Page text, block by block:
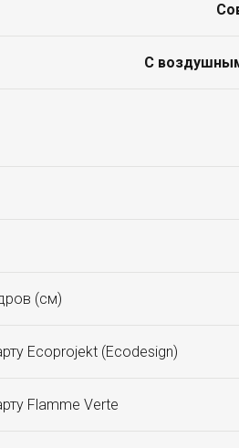
С
(см)
Ecoprojekt (Ecodesign)
Flamme Verte